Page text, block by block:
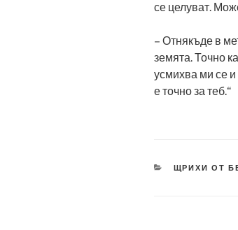
се целуват.
– Отнякъде в
земята. Точно
усмихва ми се
е точно за теб.“
ЩРИХИ ОТ